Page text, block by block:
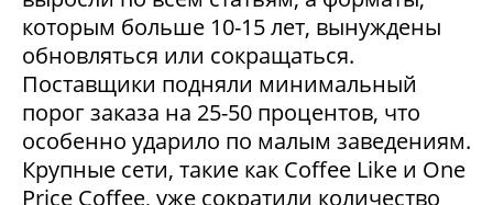
которым больше 10-15 лет, вынуждены
обновляться или сокращаться.
Поставщики подняли минимальный
порог заказа на 25-50 процентов, что
особенно ударило по малым заведениям.
Крупные сети, такие как Coffee Like и One
Price Coffee, уже сократили количество